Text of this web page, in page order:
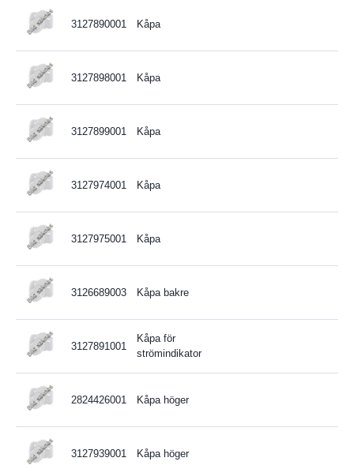
3127890001 Kåpa
3127898001 Kåpa
3127899001 Kåpa
3127974001 Kåpa
3127975001 Kåpa
3126689003 Kåpa bakre
3127891001
Kåpa för
strömindikator
2824426001 Kåpa höger
3127939001 Kåpa höger